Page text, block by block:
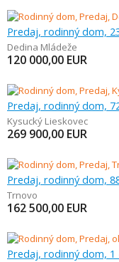
Predaj, rodinný dom,
Dedina Mládeže
120 000,00 EUR
Predaj, rodinný dom,
Kysucký Lieskovec
269 900,00 EUR
Predaj, rodinný dom,
Trnovo
162 500,00 EUR
Predaj, rodinný dom, 1